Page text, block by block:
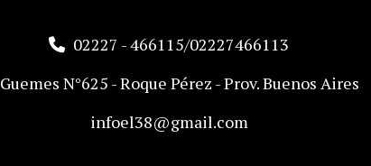
02227 - 466115/02227466113
Guemes N°625 - Roque Pérez - Prov. Buenos Aires
infoel38@gmail.com